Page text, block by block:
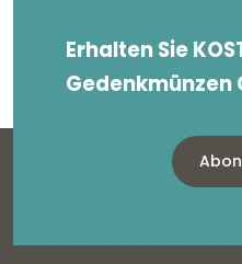
Erhalten Sie
Gedenkmünzen